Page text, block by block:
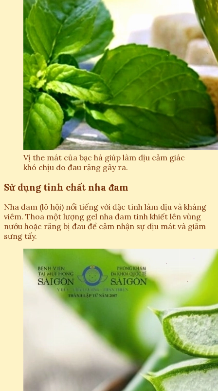
Vị the mát của bạc hà giúp làm dịu cảm giác
khó chịu do đau răng gây ra.
Sử dụng tinh chất nha đam
Nha đam (lô hội) nổi tiếng với đặc tính làm dịu và kháng
viêm. Thoa một lượng gel nha đam tinh khiết lên vùng
nướu hoặc răng bị đau để cảm nhận sự dịu mát và giảm
sưng tấy.